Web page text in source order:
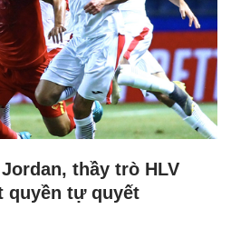
thầy trò HLV
quyền tự quyết